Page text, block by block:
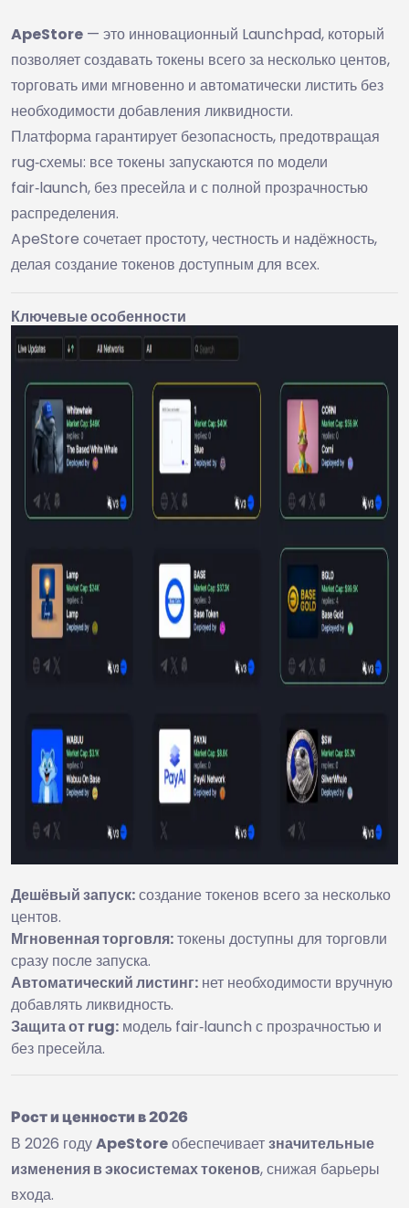
ApeStore — это инновационный Launchpad, который
позволяет создавать токены всего за несколько центов,
торговать ими мгновенно и автоматически листить без
необходимости добавления ликвидности.
Платформа гарантирует безопасность, предотвращая
rug‑схемы: все токены запускаются по модели
fair‑launch, без пресейла и с полной прозрачностью
распределения.
ApeStore сочетает простоту, честность и надёжность,
делая создание токенов доступным для всех.
Ключевые особенности
Дешёвый запуск:создание токенов всего за несколько
центов.
Мгновенная торговля:токены доступны для торговли
сразу после запуска.
Автоматический листинг: нет необходимости вручную
добавлять ликвидность.
Защита от rug: модель fair‑launch с прозрачностью и
без пресейла.
Рост и ценности в 2026
В 2026 годуApeStoreобеспечиваетзначительные
изменения в экосистемах токенов, снижая барьеры
входа.